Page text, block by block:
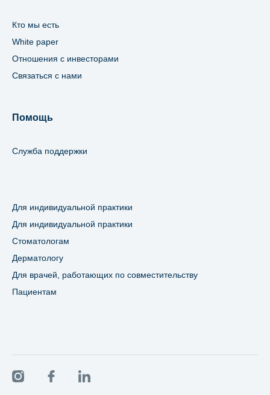
Кто мы есть
White paper
Отношения с инвесторами
Связаться с нами
Помощь
Служба поддержки
Для индивидуальной практики
Для индивидуальной практики
Стоматологам
Дерматологу
Для врачей, работающих по совместительству
Пациентам